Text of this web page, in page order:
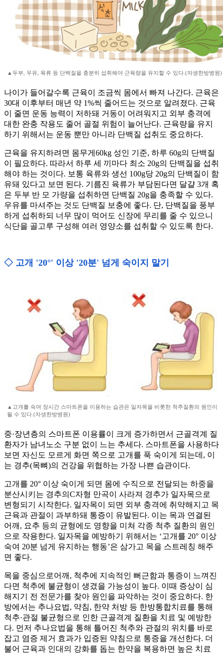
▲두부, 우유, 육류 등 단백질을 충분히 섭취해야 근육량을 유지할 수 있다.(자생한방병원)
나이가 들어갈수록 근육이 조금씩 몸에서 빠져 나간다. 근육은
30대 이후부터 매년 약 1%씩 줄어드는 것으로 알려졌다. 근육
이 줄면 운동 능력이 저하돼 거동이 어려워지고 외부 충격에
대한 완충 작용도 줄어 골절 위험이 늘어난다. 근육량을 유지
하기 위해서는 운동 뿐만 아니라 단백질 섭취도 중요하다.
근육을 유지하려면 몸무게60kg 성인 기준, 하루 60g의 단백질
이 필요하다. 따라서 하루 세 끼마다 최소 20g의 단백질을 섭취
해야 하는 것이다. 보통 육류와 생선 100g당 20g의 단백질이 함
유돼 있다고 보면 된다. 기름진 육류가 부담된다면 달걀 3개 혹
은 두부 반 모 가량을 섭취하면 단백질 20g을 충족할 수 있다.
우유를 마셔주는 것도 단백질 보충에 좋다. 단, 단백질을 풍부
하게 섭취하되 너무 많이 먹어도 신장에 무리를 줄 수 있으니
식단을 골고루 구성해 여러 영양소를 섭취할 수 있도록 한다.
◇ 고개 '20°' 이상 '20분' 넘게 숙이지 말기
▲고개를 숙여 장시간 스마트폰을 이용하는 습관은 일자목을 비롯한 척추질환의 원인이
될 수 있다.(자생한방병원)
중·장년층의 스마트폰 이용률이 크게 증가하면서 근골격계 질
환자가 남녀노소 구분 없이 느는 추세다. 스마트폰을 사용하다
보면 자신도 모르게 화면 쪽으로 고개를 푹 숙이게 되는데, 이
는 경추(목뼈)의 건강을 위협하는 가장 나쁜 습관이다.
고개를 20° 이상 숙이게 되면 몸에 수직으로 전달되는 하중을
분산시키는 경추의C자형 만곡이 사라져 경추가 일자목으로
변형되기 시작한다. 일자목이 되면 외부 충격에 취약해지고 목
근육과 관절이 과부하돼 통증이 유발된다. 이는 목과 연결된
어깨, 요추 등의 균형에도 영향을 미쳐 각종 척추 질환의 원인
으로 작용한다. 일자목을 예방하기 위해서는 ‘고개를 20° 이상
숙여 20분 넘게 유지하는 행동’은 삼가고 목을 스트레칭 해주
면 좋다.
목을 중심으로어깨, 척추에 지속적인 뻐근함과 통증이 느껴진
다면 척추에 불균형이 생겼을 가능성이 높다. 이때 증상이 심
해지기 전 전문가를 찾아 원인을 파악하는 것이 중요하다. 한
방에서는 추나요법, 약침, 한약 처방 등 한방통합치료를 통해
척추·관절 불균형으로 인한 근골격계 질환을 치료 및 예방한
다. 먼저 추나요법을 통해 틀어진 척추와 관절의 위치를 바로
잡고 염증 제거 효과가 입증된 약침으로 통증을 개선한다. 더
불어 근육과 인대의 강화를 돕는 한약을 복용하면 높은 치료